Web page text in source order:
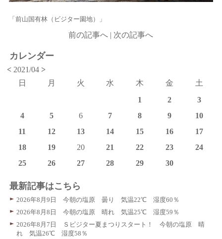
「前山国有林（ビジター園地）」
前の記事へ | 次の記事へ
カレンダー
< 2021/04>
日
月 火 水 木 金
土
1
2
3
4
5 6 7 8 9
10
11
12 13 14 15 16
17
18
19 20 21 22 23
24
25
26 27 28 29 30
最新記事はこちら
2026年8月9日 今朝の塩原 曇り 気温22℃ 湿度60％
2026年8月8日 今朝の塩原 晴れ 気温25℃ 湿度59％
2026年8月7日 Ｓビジター夏まつりスタート！ 今朝の塩原 晴
れ 気温26℃ 湿度58％